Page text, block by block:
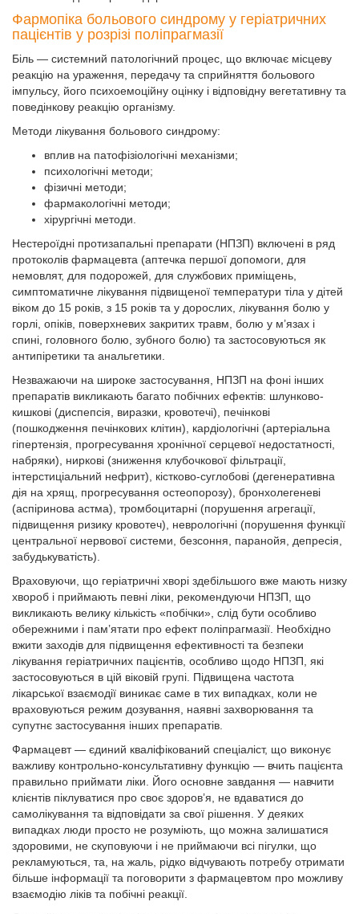
Фармопіка больового синдрому у геріатричних
пацієнтів у розрізі поліпрагмазії
Біль — системний патологічний процес, що включає місцеву
реакцію на ураження, передачу та сприйняття больового
імпульсу, його психоемоційну оцінку і відповідну вегетативну та
поведінкову реакцію організму.
Методи лікування больового синдрому:
вплив на патофізіологічні механізми;
психологічні методи;
фізичні методи;
фармакологічні методи;
хірургічні методи.
Нестероїдні протизапальні препарати (НПЗП) включені в ряд
протоколів фармацевта (аптечка першої допомоги, для
немовлят, для подорожей, для службових приміщень,
симптоматичне лікування підвищеної температури тіла у дітей
віком до 15 років, з 15 років та у дорослих, лікування болю у
горлі, опіків, поверхневих закритих травм, болю у м’язах і
спині, головного болю, зубного болю) та застосовуються як
антипіретики та анальгетики.
Незважаючи на широке застосування, НПЗП на фоні інших
препаратів викликають багато побічних ефектів: шлунково-
кишкові (диспепсія, виразки, кровотечі), печінкові
(пошкодження печінкових клітин), кардіологічні (артеріальна
гіпертензія, прогресування хронічної серцевої недостатності,
набряки), ниркові (зниження клубочкової фільтрації,
інтерстиціальний нефрит), кістково-суглобові (дегенеративна
дія на хрящ, прогресування остеопорозу), бронхолегеневі
(аспіринова астма), тромбоцитарні (порушення агрегації,
підвищення ризику кровотеч), неврологічні (порушення функції
центральної нервової системи, безсоння, паранойя, депресія,
забудькуватість).
Враховуючи, що геріатричні хворі здебільшого вже мають низку
хвороб і приймають певні ліки, рекомендуючи НПЗП, що
викликають велику кількість «побічки», слід бути особливо
обережними і пам’ятати про ефект поліпрагмазії. Необхідно
вжити заходів для підвищення ефективності та безпеки
лікування геріатричних пацієнтів, особливо щодо НПЗП, які
застосовуються в цій віковій групі. Підвищена частота
лікарської взаємодії виникає саме в тих випадках, коли не
враховуються режим дозування, наявні захворювання та
супутнє застосування інших препаратів.
Фармацевт — єдиний кваліфікований спеціаліст, що виконує
важливу контрольно-консультативну функцію — вчить пацієнта
правильно приймати ліки. Його основне завдання — навчити
клієнтів піклуватися про своє здоров’я, не вдаватися до
самолікування та відповідати за свої рішення. У деяких
випадках люди просто не розуміють, що можна залишатися
здоровими, не скуповуючи і не приймаючи всі пігулки, що
рекламуються, та, на жаль, рідко відчувають потребу отримати
більше інформації та поговорити з фармацевтом про можливу
взаємодію ліків та побічні реакції.